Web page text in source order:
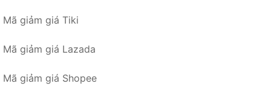
Mã giảm giá Tiki
Mã giảm giá Lazada
Mã giảm giá Shopee